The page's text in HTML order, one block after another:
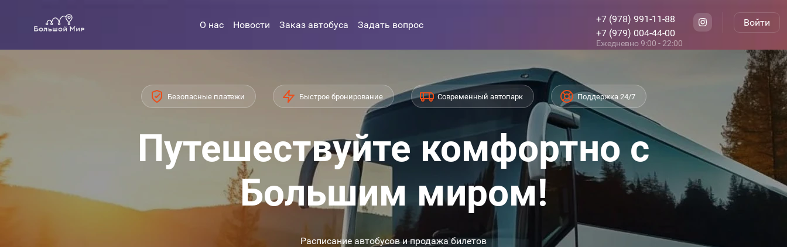
О нас Новости Заказ автобуса Задать вопрос
+7 (978) 991-11-88
+7 (979) 004-44-00
Ежедневно 9:00 - 22:00
Войти
Безопасные платежи Быстрое бронирование Современный автопарк Поддержка 24/7
Путешествуйте комфортно с
Большим миром!
Расписание автобусов и продажа билетов